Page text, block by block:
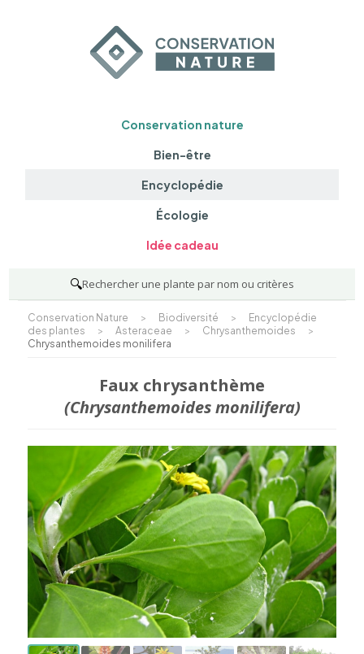
Conservation nature
Bien-être
Encyclopédie
Écologie
Idée cadeau
🔍Rechercher une plante par nom ou critères
Conservation Nature > Biodiversité >
Encyclopédie
des plantes
> Asteraceae > Chrysanthemoides
>
Chrysanthemoides monilifera
Faux chrysanthème
(Chrysanthemoides monilifera)